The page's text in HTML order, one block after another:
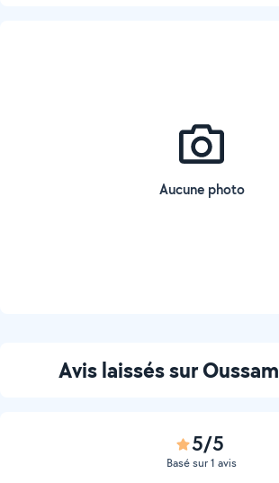
Aucune photo
Avis laissés sur
5/5
Basé sur 1 avis